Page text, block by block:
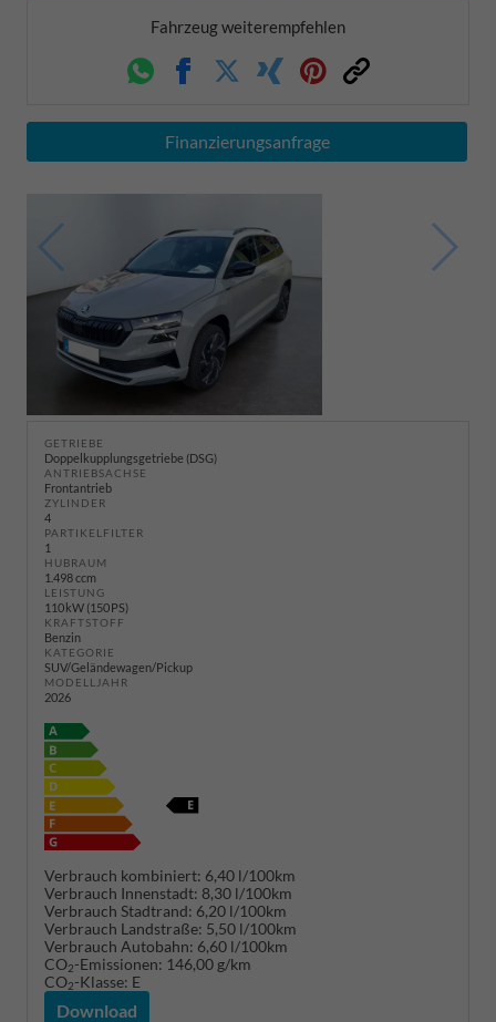
Fahrzeug weiterempfehlen
WhatsappFacebookTwitterXing PinterestLink
Finanzierungsanfrage
GETRIEBE
Doppelkupplungsgetriebe (DSG)
ANTRIEBSACHSE
Frontantrieb
ZYLINDER
4
PARTIKELFILTER
1
HUBRAUM
1.498 ccm
LEISTUNG
110 kW (150 PS)
KRAFTSTOFF
Benzin
KATEGORIE
SUV/Geländewagen/Pickup
MODELLJAHR
2026
Verbrauch kombiniert: 6,40 l/100km
Verbrauch Innenstadt: 8,30 l/100km
Verbrauch Stadtrand: 6,20 l/100km
Verbrauch Landstraße: 5,50 l/100km
Verbrauch Autobahn: 6,60 l/100km
CO2-Emissionen: 146,00 g/km
CO2-Klasse: E
Download